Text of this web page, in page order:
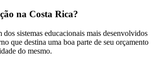
na Costa Rica?
sistemas educacionais mais desenvolvidos
que destina uma boa parte de seu orçamento
do mesmo.